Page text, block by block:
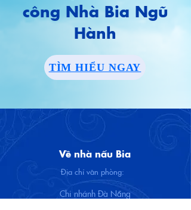
công Nhà Bia Ngũ
Hành
TÌM HIỂU NGAY
Về nhà nấu Bia
Địa chỉ văn phòng:
Chi nhánh Đà Nẵng